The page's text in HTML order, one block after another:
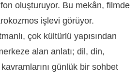
oluşturuyor. Bu mekân, filmde
işlevi görüyor.
çok kültürlü yapısından
alan anlatı; dil, din,
günlük bir sohbet